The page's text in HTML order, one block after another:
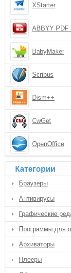
XStarter
ABBYY PDF
BabyMaker
Scribus
Dism++
CwGet
OpenOffice
Категории
Браузеры
Антивирусы
Графические
Программы для
Архиваторы
Плееры